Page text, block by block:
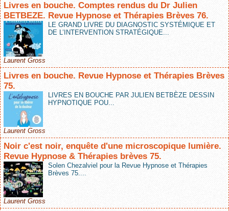
Livres en bouche. Comptes rendus du Dr Julien
BETBEZE. Revue Hypnose et Thérapies Brèves 76.
LE GRAND LIVRE DU DIAGNOSTIC SYSTÉMIQUE ET
DE L’INTERVENTION STRATÉGIQUE...
Laurent Gross
Livres en bouche. Revue Hypnose et Thérapies Brèves
75.
LIVRES EN BOUCHE PAR JULIEN BETBÈZE DESSIN
HYPNOTIQUE POU...
Laurent Gross
Noir c'est noir, enquête d'une microscopique lumière.
Revue Hypnose & Thérapies brèves 75.
Solen Chezalviel pour la Revue Hypnose et Thérapies
Brèves 75....
Laurent Gross